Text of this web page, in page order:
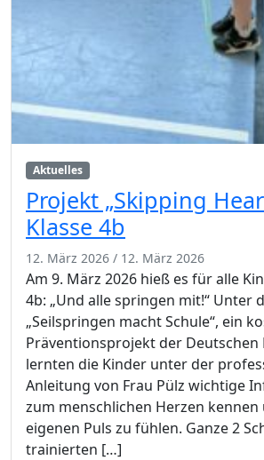
Aktuelles
Projekt „Skipping
Klasse 4b
12. März 2026 / 12. März 2026
Am 9. März 2026 hieß es für alle
4b: „Und alle springen mit!“ Unter
„Seilspringen macht Schule“, ein
Präventionsprojekt der
lernten die Kinder unter der
Anleitung von Frau Pülz wichtige
zum menschlichen Herzen kennen
eigenen Puls zu fühlen. Ganze 2
trainierten […]